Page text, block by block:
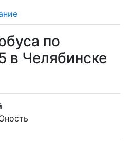
по
Челябинске